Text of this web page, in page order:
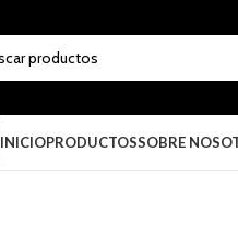
INICIOPRODUCTOSSOBRE